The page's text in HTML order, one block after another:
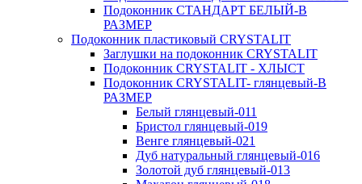
Подоконник СТАНДАРТ БЕЛЫЙ-В
РАЗМЕР
Подоконник пластиковый CRYSTALIT
Заглушки на подоконник CRYSTALIT
Подоконник CRYSTALIT - ХЛЫСТ
Подоконник CRYSTALIT- глянцевый-В
РАЗМЕР
Белый глянцевый-011
Бристол глянцевый-019
Венге глянцевый-021
Дуб натуральный глянцевый-016
Золотой дуб глянцевый-013